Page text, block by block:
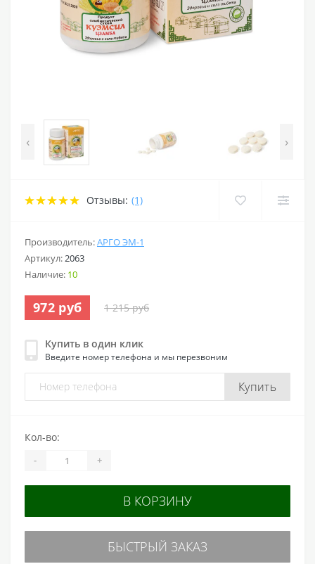
‹ ›
Отзывы: (1)
Производитель:АРГО ЭМ-1
Артикул:2063
Наличие: 10
972 руб 1 215 руб
Купить в один клик
Введите номер телефона и мы перезвоним
Купить
Кол-во:
- +
В КОРЗИНУ
БЫСТРЫЙ ЗАКАЗ